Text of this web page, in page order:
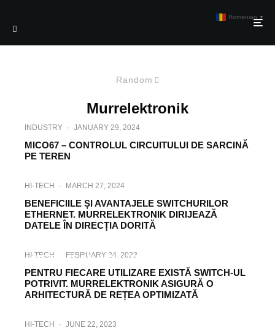
Random
Murrelektronik
INDUSTRY · JANUARY 29, 2024
MICO67 – CONTROLUL CIRCUITULUI DE SARCINĂ
PE TEREN
HI-TECH · MARCH 27, 2024
BENEFICIILE ȘI AVANTAJELE SWITCHURILOR
ETHERNET. MURRELEKTRONIK DIRIJEAZĂ
DATELE ÎN DIRECȚIA DORITĂ
SISTEME MULTIFUNCȚIONALE MASTER
HI-TECH FEBRUARY 24, 2023
PENTRU FIECARE UTILIZARE EXISTĂ SWITCH-UL
POTRIVIT. MURRELEKTRONIK ASIGURĂ O
ARHITECTURĂ DE REȚEA OPTIMIZATĂ
HI-TECH · JUNE 22, 2023
Romanian ▼